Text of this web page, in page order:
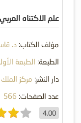
علم الاكتناه
مؤلف الكتاب: د.
الطبعة: الطبعة
دار النشر: مركز
عدد الصفحات: 566
4.00